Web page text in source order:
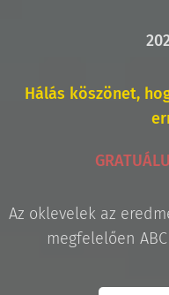
Hálás köszönet,
Az oklevelek az
megfelelően